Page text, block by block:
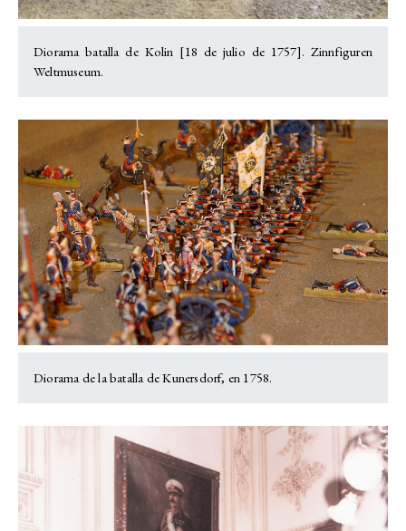
Diorama batalla de Kolin [18 de julio de 1757]. Zinnfiguren
Weltmuseum.
Diorama de la batalla de Kunersdorf, en 1758.